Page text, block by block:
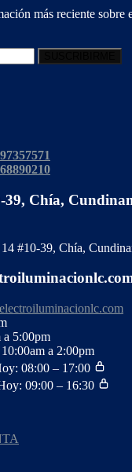
más reciente sobre
39, Chía,
#10-39, Chía,
a 5:00pm
a 2:00pm
08:00 – 17:00
09:00 – 16:30